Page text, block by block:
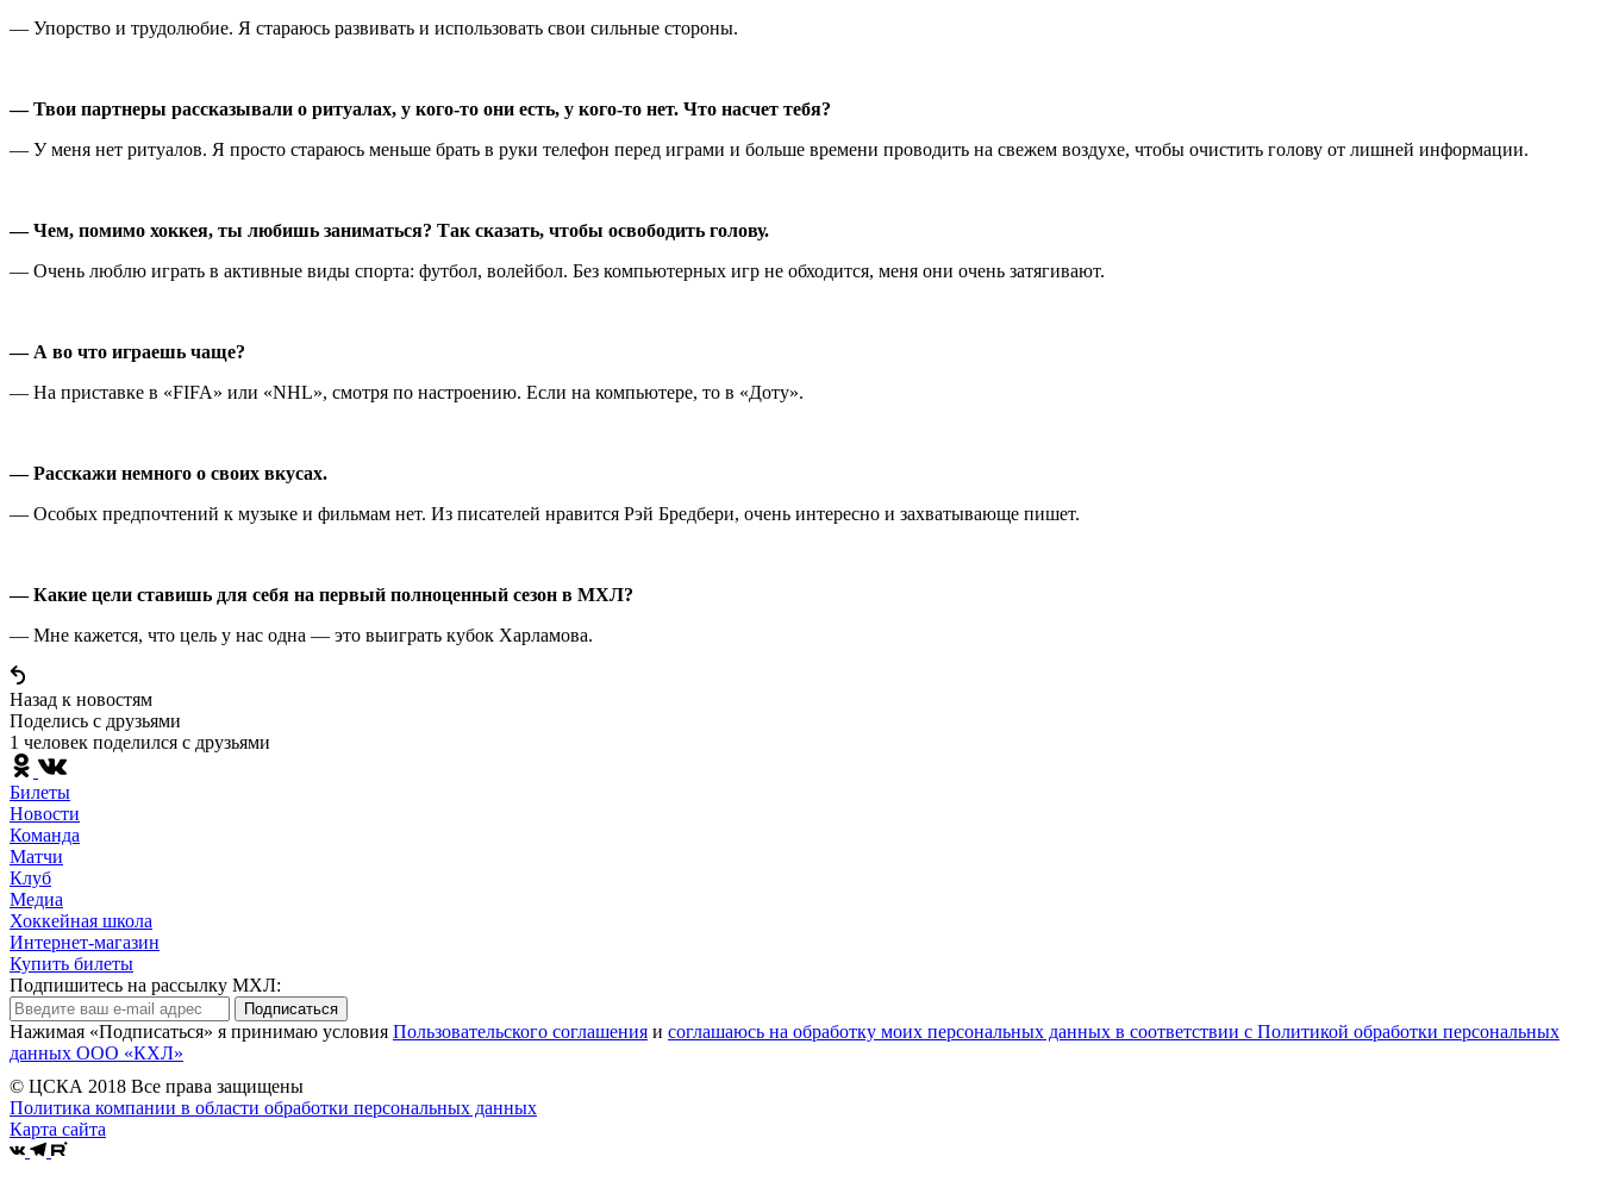
— Упорство и трудолюбие. Я стараюсь развивать и использовать свои сильные стороны.
— Твои партнеры рассказывали о ритуалах, у кого-то они есть, у кого-то нет. Что насчет тебя?
— У меня нет ритуалов. Я просто стараюсь меньше брать в руки телефон перед играми и больше времени проводить на свежем воздухе, чтобы очистить голову от лишней информации.
— Чем, помимо хоккея, ты любишь заниматься? Так сказать, чтобы освободить голову.
— Очень люблю играть в активные виды спорта: футбол, волейбол. Без компьютерных игр не обходится, меня они очень затягивают.
— А во что играешь чаще?
— На приставке в «FIFA» или «NHL», смотря по настроению. Если на компьютере, то в «Доту».
— Расскажи немного о своих вкусах.
— Особых предпочтений к музыке и фильмам нет. Из писателей нравится Рэй Бредбери, очень интересно и захватывающе пишет.
— Какие цели ставишь для себя на первый полноценный сезон в МХЛ?
— Мне кажется, что цель у нас одна — это выиграть кубок Харламова.
Назад к новостям
Поделись c друзьями
1 человек поделился c друзьями
Билеты
Новости
Команда
Матчи
Клуб
Медиа
Хоккейная школа
Интернет-магазин
Купить билеты
Подпишитесь на рассылку МХЛ:
Подписаться
Нажимая «Подписаться» я принимаю условия Пользовательского соглашения и соглашаюсь на обработку моих персональных данных в соответствии с Политикой обработки персональных
данных ООО «КХЛ»
© ЦСКА 2018 Все права защищены
Политика компании в области обработки персональных данных
Карта сайта